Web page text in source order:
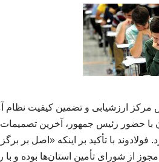
مرکز ارزشیابی و تضمین کیفیت
معاونان با حضور رئیس جمهور، آخرین
با تأکید بر اینکه «اصل بر
از شورای تأمین استان‌ها بوده و